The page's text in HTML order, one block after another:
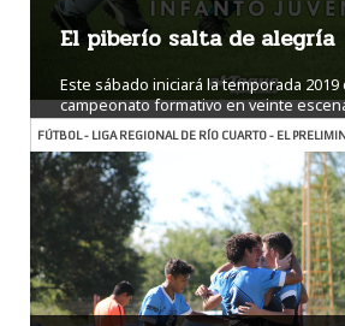
El piberío salta de alegría
Este sábado iniciará la temporada 2019
campeonato formativo en veinte
Ver más
FÚTBOL - LIGA REGIONAL DE RÍO CUARTO - EL